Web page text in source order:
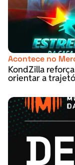
Acontece no
KondZilla reforça
orientar a